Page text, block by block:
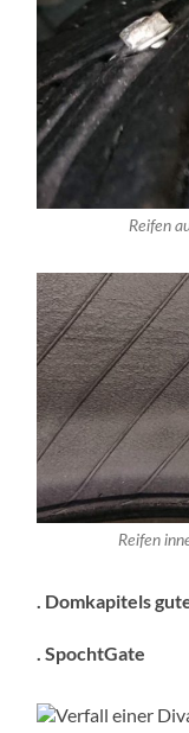
Reifen
Reifen
. Domkapitels
. SpochtGate